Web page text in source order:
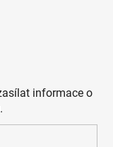
informace o